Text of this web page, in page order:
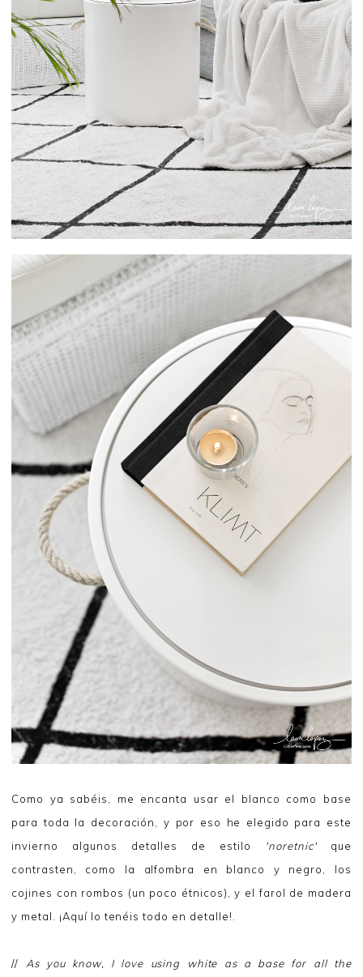
Como ya sabéis, me encanta usar el blanco como base
para toda la decoración, y por eso he elegido para este
invierno algunos detalles de estilo
'noretnic'que
contrasten, como la alfombra en blanco y negro, los
cojines con rombos (un poco étnicos), y el farol de madera
y metal. ¡Aquí lo tenéis todo en detalle!.
// As you know, I love using white as a base for all the